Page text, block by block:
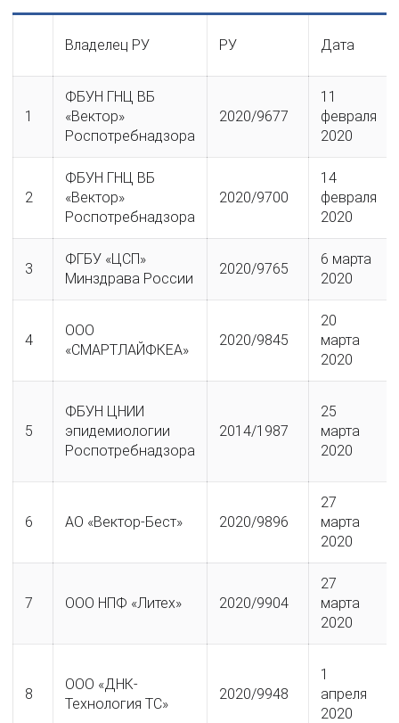
Владелец РУ РУ Дата
1
ФБУН ГНЦ ВБ
«Вектор»
Роспотребнадзора
2020/9677
11
февраля
2020
2
ФБУН ГНЦ ВБ
«Вектор»
Роспотребнадзора
2020/9700
14
февраля
2020
3
ФГБУ «ЦСП»
Минздрава России
2020/9765
6 марта
2020
4
ООО
«СМАРТЛАЙФКЕА»
2020/9845
20
марта
2020
5
ФБУН ЦНИИ
эпидемиологии
Роспотребнадзора
2014/1987
25
марта
2020
6 АО «Вектор-Бест» 2020/9896
27
марта
2020
7 ООО НПФ «Литех» 2020/9904
27
марта
2020
8
ООО «ДНК-
Технология ТС»
2020/9948
1
апреля
2020